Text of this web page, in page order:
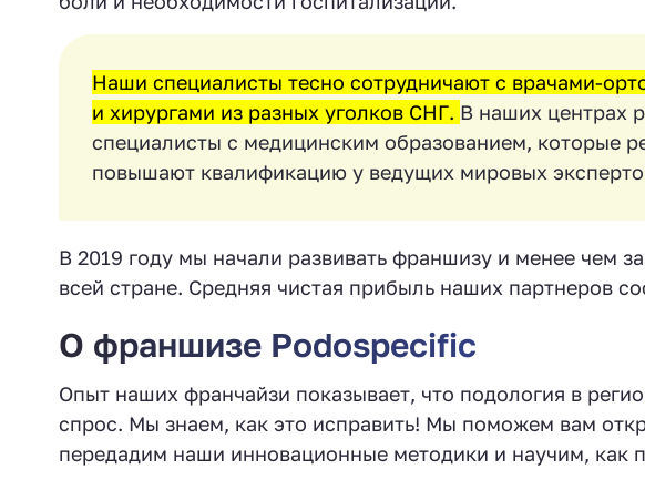
Наши специалисты тесно сотрудничают с врачами-
и хирургами из разных уголков СНГ. В наших центрах
специалисты с медицинским образованием, которые
повышают квалификацию у ведущих мировых
В 2019 году мы начали развивать франшизу и менее чем
всей стране. Средняя чистая прибыль наших партнеров
О франшизе Podospecific
Опыт наших франчайзи показывает, что подология в
спрос. Мы знаем, как это исправить! Мы поможем вам
передадим наши инновационные методики и научим, как